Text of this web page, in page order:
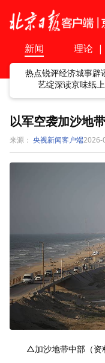
新闻 理论 |
热点锐评经济城事辟
艺绽深读京味纸
以军空袭加沙地
来源： 央视新闻客户端2026-
△加沙地带中部（资